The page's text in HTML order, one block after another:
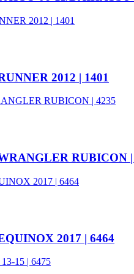
2012 | 1401
RUBICON |
2017 | 6464